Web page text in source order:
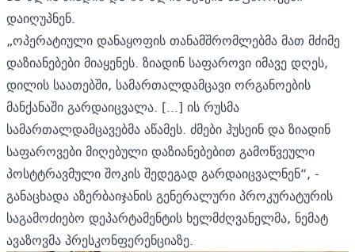
დაიღუპნენ.
„ოპერატიული დანაყოფის თანამშრომლებმა მათ მძიმე
დაზიანებები მიაყენეს. ზიადინ საფაროვი იმავე დღეს,
დილის საათებში, სამართალდამცავი ორგანოების
მანქანაში გარდაიცვალა. [...] ის რუსმა
სამართალდამცავებმა აწამეს. ძმები ჰუსეინ და ზიადინ
საფაროვები მიღებული დაზიანებებით გამოწვეული
პოსტტრავმული შოკის შედეგად გარდაიცვალნენ“, -
განაცხადააზერბაიჯანის გენერალური პროკურატურის
საგამოძიებო დეპარტამენტის ხელმძღვანელმა, ნემატ
ავაზოვმა პრესკონფერენციაზე.